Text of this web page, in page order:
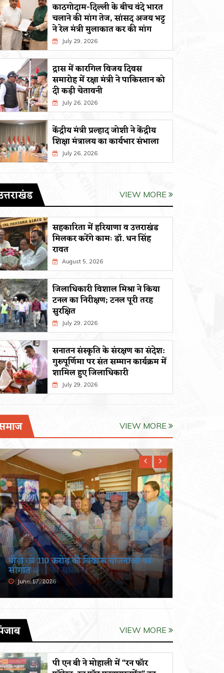
काठगोदाम-दिल्ली के बीच वंदे भारत
चलाने की मांग तेज, सांसद अजय भट्ट
ने रेल मंत्री मुलाकात कर की मांग
July 29, 2026
द्रास में कारगिल विजय दिवस
समारोह में रक्षा मंत्री ने पाकिस्तान को
दी कड़ी चेतावनी
July 26, 2026
केंद्रीय मंत्री प्रल्हाद जोशी ने केंद्रीय
शिक्षा मंत्रालय का कार्यभार संभाला
July 26, 2026
VIEW MORE
सहकारिता में हरियाणा व उत्तराखंड
मिलकर करेंगे कामः डाॅ. धन सिंह
रावत
August 5, 2026
जिलाधिकारी विशाल मिश्रा ने किया
टनल का निरीक्षण; टनल पूरी तरह
सुरक्षित
July 29, 2026
सनातन संस्कृति के संरक्षण का संदेश:
गुरुपूर्णिमा पर संत सम्मान कार्यक्रम में
शामिल हुए जिलाधिकारी
July 29, 2026
VIEW MORE
हरेला पर्व पर सरस्वती विद्या मंदिर, ढालवाला
में प्रतिभाओं का सम्मान।
July 19, 2026
VIEW MORE
पी एन बी ने मोहाली में “रन फॉर